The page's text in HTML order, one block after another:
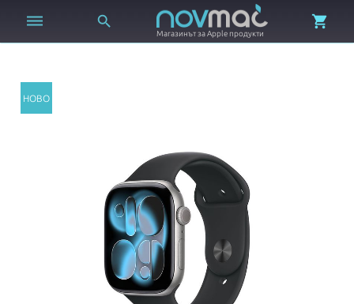
 
Магазинът за Apple продукти
